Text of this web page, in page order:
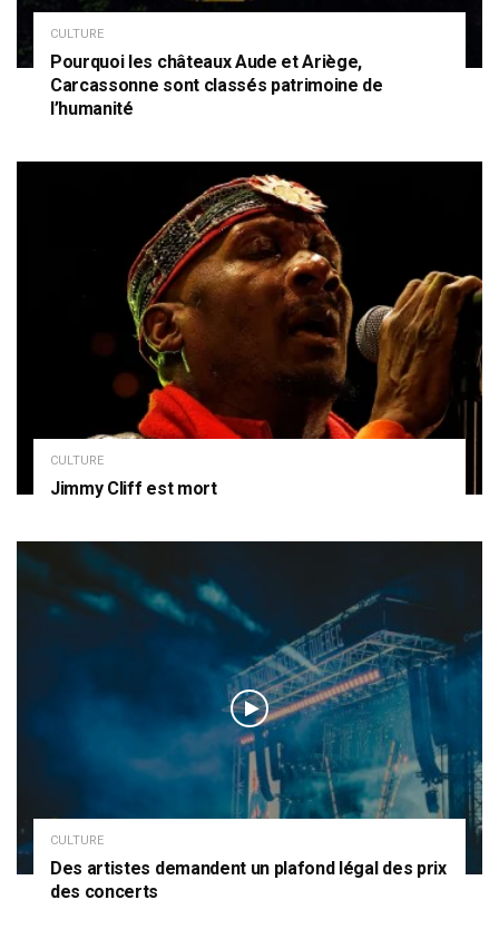
CULTURE
Pourquoi les châteaux Aude et Ariège,
Carcassonne sont classés patrimoine de
l’humanité
CULTURE
Jimmy Cliff est mort
CULTURE
Des artistes demandent un plafond légal des prix
des concerts